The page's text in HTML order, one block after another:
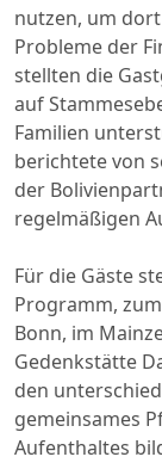
nutzen, um
Probleme der
stellten die
auf
Familien
berichtete von
der
regelmäßigen
Für die Gäste
Programm,
Bonn, im
Gedenkstätte
den
gemeinsames
Aufenthaltes